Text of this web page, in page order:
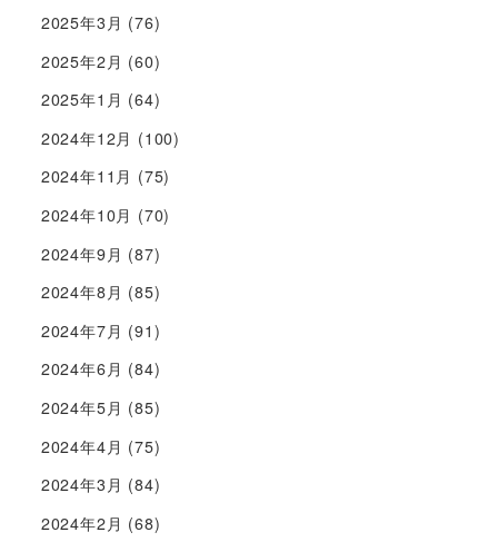
2025年3月 (76)
2025年2月 (60)
2025年1月 (64)
2024年12月 (100)
2024年11月 (75)
2024年10月 (70)
2024年9月 (87)
2024年8月 (85)
2024年7月 (91)
2024年6月 (84)
2024年5月 (85)
2024年4月 (75)
2024年3月 (84)
2024年2月 (68)